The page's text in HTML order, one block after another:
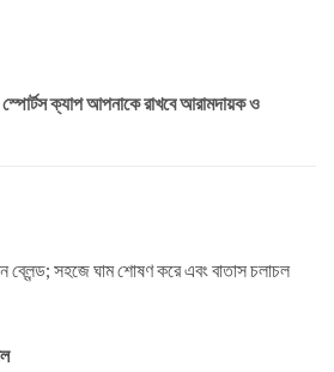
ক্যাপআপনাকে রাখবে আরামদায়ক ও
সহজে ঘাম শোষণ করে এবং বাতাস চলাচল